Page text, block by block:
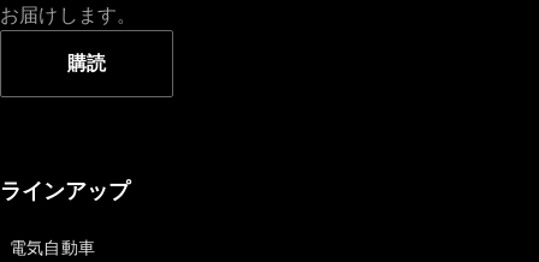
試乗リクエ
スト
オンライン
お届けします。
購読
ラインアップ
電気自動車